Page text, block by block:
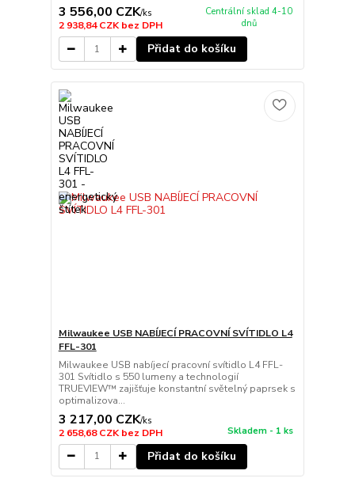
3 556,00 CZK/ks
2 938,84 CZKbez DPH
Centrální sklad 4-10
dnů
Přidat do košíku
Milwaukee USB NABÍJECÍ PRACOVNÍ SVÍTIDLO L4
FFL-301
Milwaukee USB nabíjecí pracovní svítidlo L4 FFL-
301 Svítidlo s 550 lumeny a technologií
TRUEVIEW™ zajišťuje konstantní světelný paprsek s
optimalizova...
3 217,00 CZK/ks
2 658,68 CZKbez DPH Skladem - 1 ks
Přidat do košíku